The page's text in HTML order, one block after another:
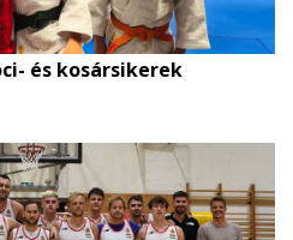
és kosársikerek